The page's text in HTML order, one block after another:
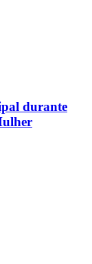
durante